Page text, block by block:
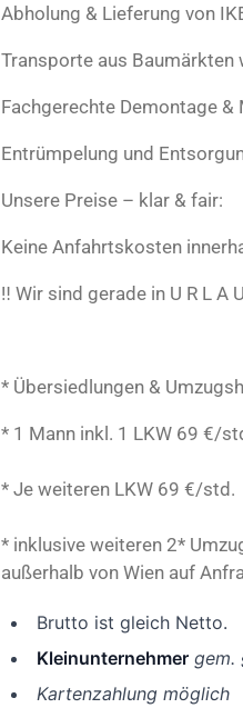
Abholung & Lieferung von
Transporte aus Baumärkten
Fachgerechte Demontage &
Entrümpelung und
Unsere Preise – klar & fair:
Keine Anfahrtskosten
‼️ Wir sind gerade in U R L A
* Übersiedlungen &
* 1 Mann inkl. 1 LKW 69 €/
* Je weiteren LKW 69 €/std.
* inklusive weiteren 2*
außerhalb von Wien auf
Brutto ist gleich Netto.
Kleinunternehmer gem.
Kartenzahlung möglich